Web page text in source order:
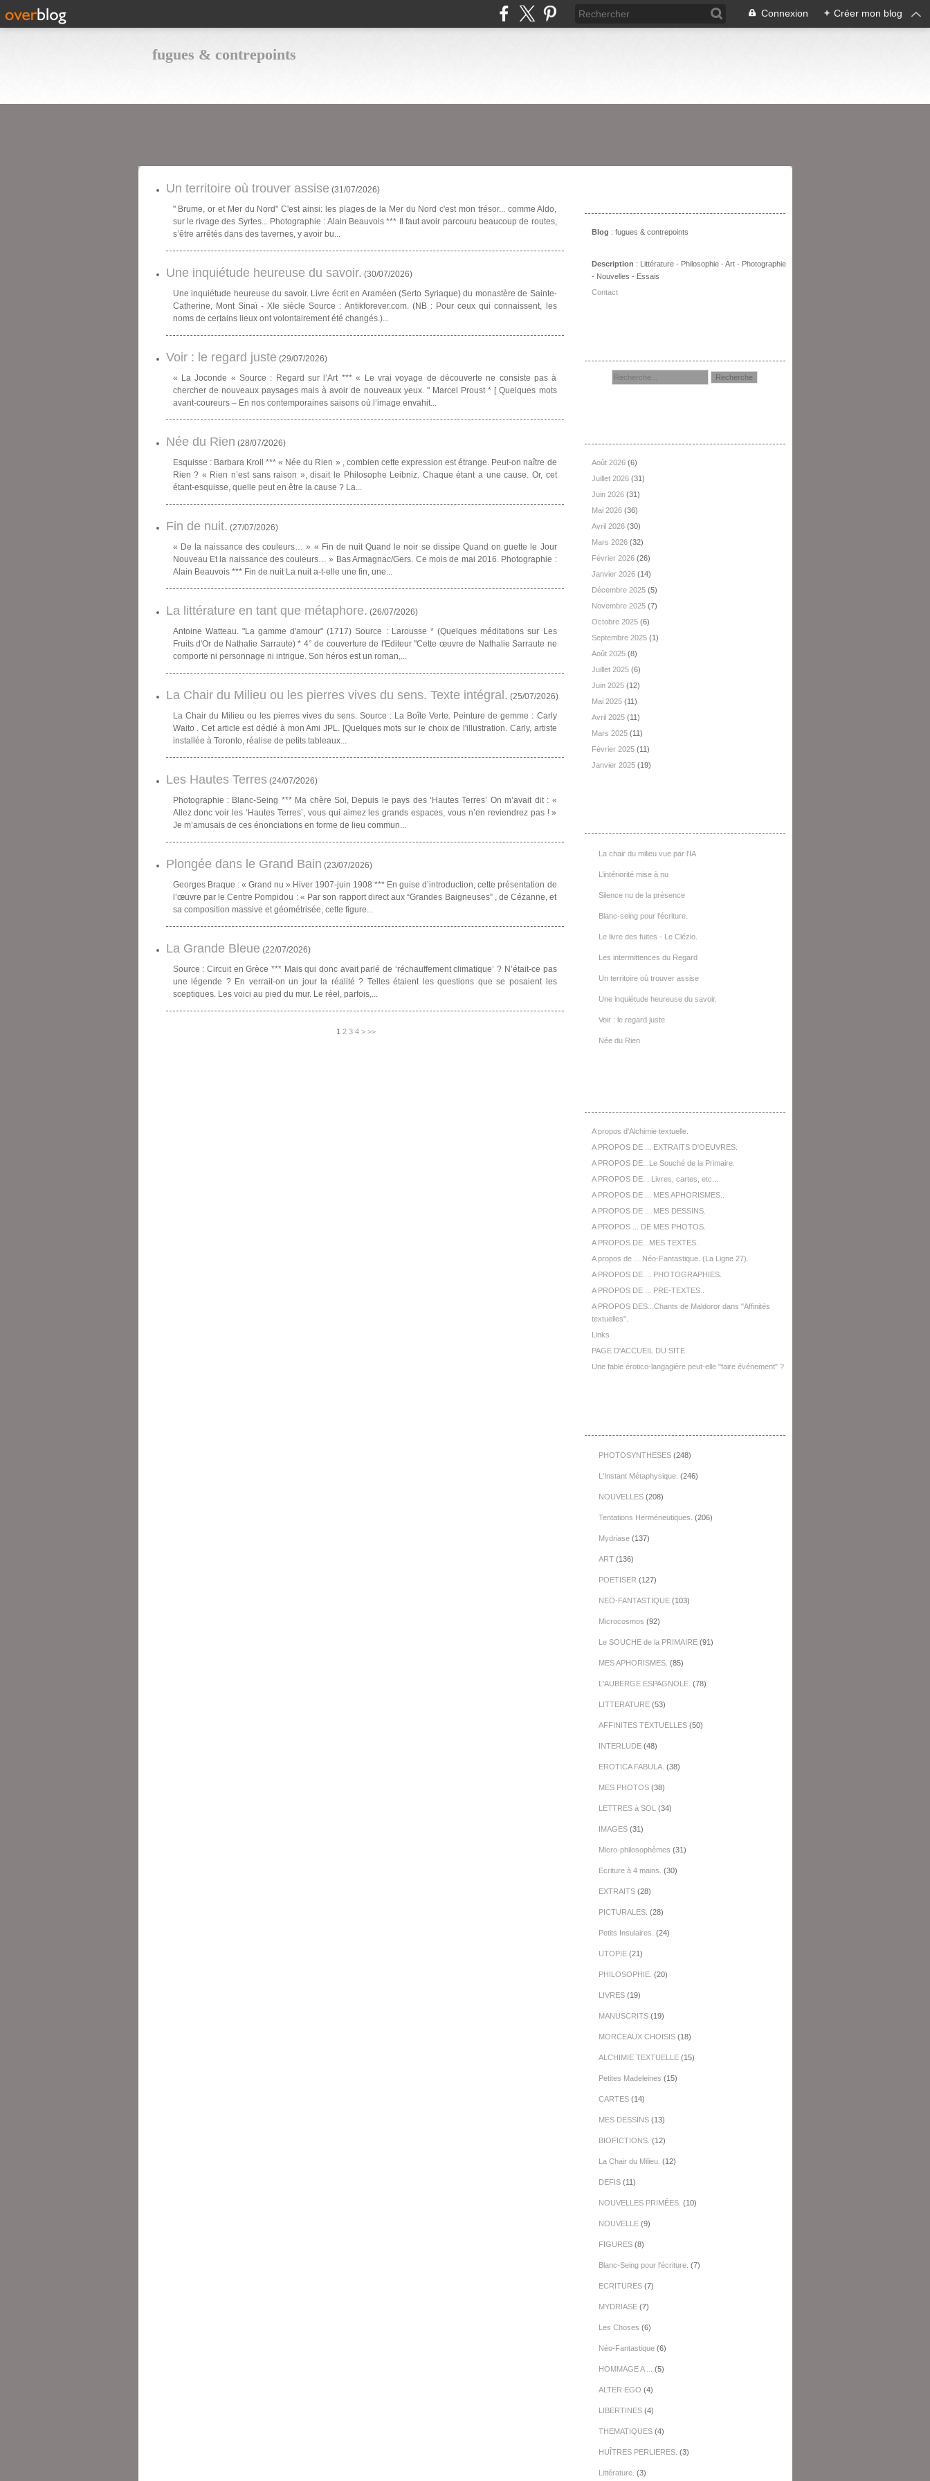
Connexion + Créer mon blog
fugues & contrepoints
Un territoire où trouver assise (31/07/2026)
" Brume, or et Mer du Nord" C'est ainsi: les plages de la Mer du Nord c'est mon trésor... comme Aldo,
sur le rivage des Syrtes... Photographie : Alain Beauvois *** Il faut avoir parcouru beaucoup de routes,
s’être arrêtés dans des tavernes, y avoir bu...
Une inquiétude heureuse du savoir. (30/07/2026)
Une inquiétude heureuse du savoir. Livre écrit en Araméen (Serto Syriaque) du monastère de Sainte-
Catherine, Mont Sinaï - XIe siècle Source : Antikforever.com. (NB : Pour ceux qui connaissent, les
noms de certains lieux ont volontairement été changés.)...
Voir : le regard juste (29/07/2026)
« La Joconde « Source : Regard sur l’Art *** « Le vrai voyage de découverte ne consiste pas à
chercher de nouveaux paysages mais à avoir de nouveaux yeux. " Marcel Proust * [ Quelques mots
avant-coureurs – En nos contemporaines saisons où l’image envahit...
Née du Rien (28/07/2026)
Esquisse : Barbara Kroll *** « Née du Rien » , combien cette expression est étrange. Peut-on naître de
Rien ? « Rien n’est sans raison », disait le Philosophe Leibniz. Chaque étant a une cause. Or, cet
étant-esquisse, quelle peut en être la cause ? La...
Fin de nuit. (27/07/2026)
« De la naissance des couleurs… » « Fin de nuit Quand le noir se dissipe Quand on guette le Jour
Nouveau Et la naissance des couleurs… » Bas Armagnac/Gers. Ce mois de mai 2016. Photographie :
Alain Beauvois *** Fin de nuit La nuit a-t-elle une fin, une...
La littérature en tant que métaphore. (26/07/2026)
Antoine Watteau. "La gamme d'amour" (1717) Source : Larousse * (Quelques méditations sur Les
Fruits d'Or de Nathalie Sarraute) * 4° de couverture de l'Editeur "Cette œuvre de Nathalie Sarraute ne
comporte ni personnage ni intrigue. Son héros est un roman,...
La Chair du Milieu ou les pierres vives du sens. Texte intégral. (25/07/2026)
La Chair du Milieu ou les pierres vives du sens. Source : La Boîte Verte. Peinture de gemme : Carly
Waito . Cet article est dédié à mon Ami JPL. [Quelques mots sur le choix de l'illustration. Carly, artiste
installée à Toronto, réalise de petits tableaux...
Les Hautes Terres(24/07/2026)
Photographie : Blanc-Seing *** Ma chère Sol, Depuis le pays des ‘Hautes Terres’ On m’avait dit : «
Allez donc voir les ‘Hautes Terres’, vous qui aimez les grands espaces, vous n’en reviendrez pas ! »
Je m’amusais de ces énonciations en forme de lieu commun...
Plongée dans le Grand Bain (23/07/2026)
Georges Braque : « Grand nu » Hiver 1907-juin 1908 *** En guise d’introduction, cette présentation de
l’œuvre par le Centre Pompidou : « Par son rapport direct aux “Grandes Baigneuses” , de Cézanne, et
sa composition massive et géométrisée, cette figure...
La Grande Bleue (22/07/2026)
Source : Circuit en Grèce *** Mais qui donc avait parlé de ‘réchauffement climatique’ ? N’était-ce pas
une légende ? En verrait-on un jour la réalité ? Telles étaient les questions que se posaient les
sceptiques. Les voici au pied du mur. Le réel, parfois,...
1 2 3 4 > >>
Blog : fugues & contrepoints
Description : Littérature - Philosophie - Art - Photographie
- Nouvelles - Essais
Contact
Août 2026 (6)
Juillet 2026 (31)
Juin 2026 (31)
Mai 2026 (36)
Avril 2026 (30)
Mars 2026 (32)
Février 2026 (26)
Janvier 2026 (14)
Décembre 2025 (5)
Novembre 2025 (7)
Octobre 2025 (6)
Septembre 2025 (1)
Août 2025 (8)
Juillet 2025 (6)
Juin 2025 (12)
Mai 2025 (11)
Avril 2025 (11)
Mars 2025 (11)
Février 2025 (11)
Janvier 2025 (19)
La chair du milieu vue par l’IA
L’intériorité mise à nu
Silence nu de la présence
Blanc-seing pour l'écriture.
Le livre des fuites - Le Clézio.
Les intermittences du Regard
Un territoire où trouver assise
Une inquiétude heureuse du savoir.
Voir : le regard juste
Née du Rien
A propos d'Alchimie textuelle.
A PROPOS DE ... EXTRAITS D'OEUVRES.
A PROPOS DE...Le Souché de la Primaire.
A PROPOS DE... Livres, cartes, etc...
A PROPOS DE ... MES APHORISMES..
A PROPOS DE ... MES DESSINS.
A PROPOS ... DE MES PHOTOS.
A PROPOS DE...MES TEXTES.
A propos de ... Néo-Fantastique. (La Ligne 27).
A PROPOS DE ... PHOTOGRAPHIES.
A PROPOS DE ... PRE-TEXTES..
A PROPOS DES...Chants de Maldoror dans "Affinités
textuelles".
Links
PAGE D'ACCUEIL DU SITE.
Une fable érotico-langagière peut-elle "faire événement" ?
PHOTOSYNTHESES(248)
L'Instant Métaphysique. (246)
NOUVELLES(208)
Tentations Herméneutiques. (206)
Mydriase(137)
ART(136)
POETISER (127)
NEO-FANTASTIQUE(103)
Microcosmos (92)
Le SOUCHE de la PRIMAIRE(91)
MES APHORISMES. (85)
L'AUBERGE ESPAGNOLE. (78)
LITTERATURE(53)
AFFINITES TEXTUELLES(50)
INTERLUDE(48)
EROTICA FABULA. (38)
MES PHOTOS(38)
LETTRES à SOL (34)
IMAGES(31)
Micro-philosophèmes (31)
Ecriture à 4 mains. (30)
EXTRAITS(28)
PICTURALES. (28)
Petits Insulaires. (24)
UTOPIE(21)
PHILOSOPHIE. (20)
LIVRES(19)
MANUSCRITS(19)
MORCEAUX CHOISIS(18)
ALCHIMIE TEXTUELLE(15)
Petites Madeleines (15)
CARTES(14)
MES DESSINS(13)
BIOFICTIONS. (12)
La Chair du Milieu. (12)
DEFIS(11)
NOUVELLES PRIMÉES. (10)
NOUVELLE(9)
FIGURES(8)
Blanc-Seing pour l'écriture. (7)
ECRITURES(7)
MYDRIASE(7)
Les Choses (6)
Néo-Fantastique(6)
HOMMAGE A ... (5)
ALTER EGO (4)
LIBERTINES(4)
THEMATIQUES(4)
HUÎTRES PERLIERES. (3)
Littérature. (3)